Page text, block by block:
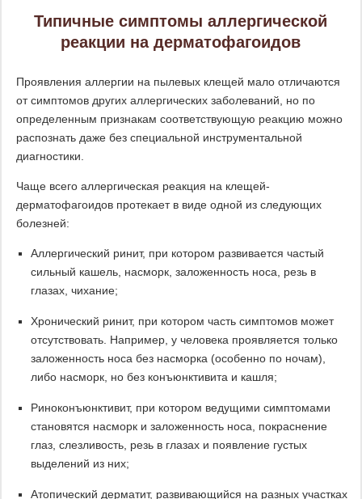
Типичные симптомы аллергической
реакции на дерматофагоидов
Проявления аллергии на пылевых клещей мало отличаются
от симптомов других аллергических заболеваний, но по
определенным признакам соответствующую реакцию можно
распознать даже без специальной инструментальной
диагностики.
Чаще всего аллергическая реакция на клещей-
дерматофагоидов протекает в виде одной из следующих
болезней:
Аллергический ринит, при котором развивается частый
сильный кашель, насморк, заложенность носа, резь в
глазах, чихание;
Хронический ринит, при котором часть симптомов может
отсутствовать. Например, у человека проявляется только
заложенность носа без насморка (особенно по ночам),
либо насморк, но без конъюнктивита и кашля;
Риноконъюнктивит, при котором ведущими симптомами
становятся насморк и заложенность носа, покраснение
глаз, слезливость, резь в глазах и появление густых
выделений из них;
Атопический дерматит, развивающийся на разных участках